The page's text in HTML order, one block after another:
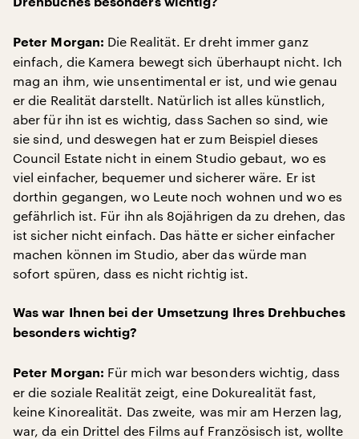
Peter Morgan: Die Realität. Er dreht immer ganz
einfach, die Kamera bewegt sich überhaupt nicht. Ich
mag an ihm, wie unsentimental er ist, und wie genau
er die Realität darstellt. Natürlich ist alles künstlich,
aber für ihn ist es wichtig, dass Sachen so sind, wie
sie sind, und deswegen hat er zum Beispiel dieses
Council Estate nicht in einem Studio gebaut, wo es
viel einfacher, bequemer und sicherer wäre. Er ist
dorthin gegangen, wo Leute noch wohnen und wo es
gefährlich ist. Für ihn als 80jährigen da zu drehen, das
ist sicher nicht einfach. Das hätte er sicher einfacher
machen können im Studio, aber das würde man
sofort spüren, dass es nicht richtig ist.
Was war Ihnen bei der Umsetzung Ihres Drehbuches
besonders wichtig?
Peter Morgan: Für mich war besonders wichtig, dass
er die soziale Realität zeigt, eine Dokurealität fast,
keine Kinorealität. Das zweite, was mir am Herzen lag,
war, da ein Drittel des Films auf Französisch ist, wollte